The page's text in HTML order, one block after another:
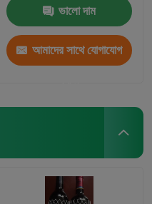
ভালো দাম
আমাদের সাথে যোগাযোগ